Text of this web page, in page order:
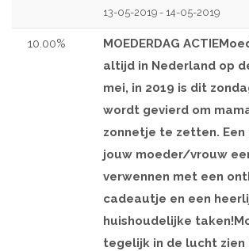
13-05-2019 - 14-05-2019
10.00%
MOEDERDAG
altijd in Nederland op
mei, in 2019 is dit
wordt gevierd om
zonnetje te zetten.
jouw moeder/vrouw
verwennen met een
cadeautje en een
huishoudelijke
tegelijk in de lucht zien